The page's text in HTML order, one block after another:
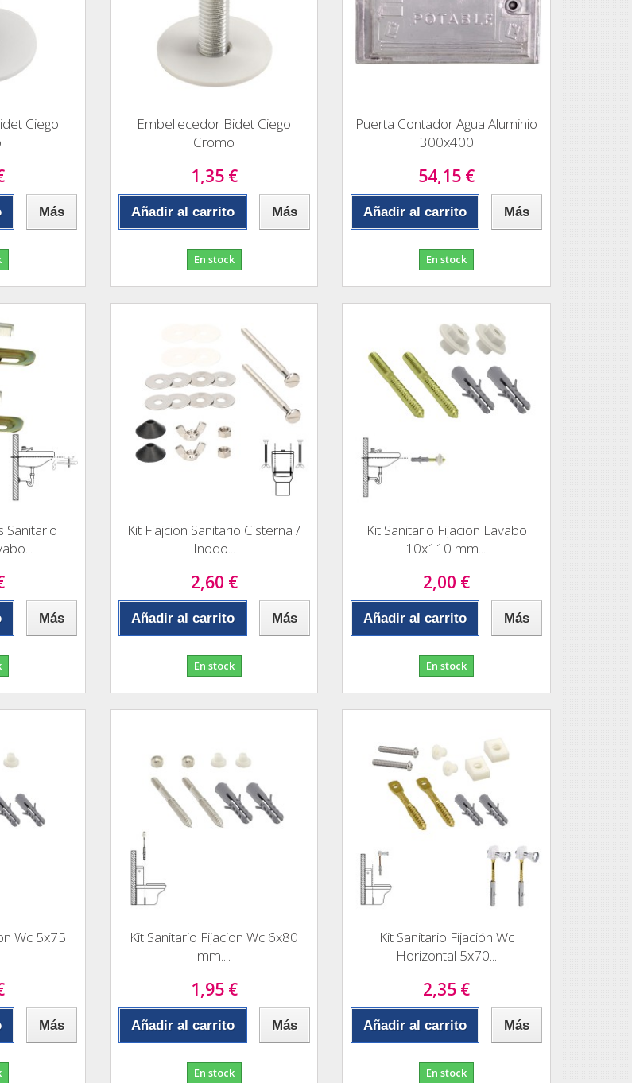
Ciego
Más
Embellecedor Bidet Ciego
Cromo
1,35 €
Añadir al carrito Más
En stock
Puerta Contador Agua Aluminio
300x400
54,15 €
Añadir al carrito Más
En stock
Sanitario
Más
Kit Fiajcion Sanitario Cisterna /
Inodo...
2,60 €
Añadir al carrito Más
En stock
Kit Sanitario Fijacion Lavabo
10x110 mm....
2,00 €
Añadir al carrito Más
En stock
Wc 5x75
Más
Kit Sanitario Fijacion Wc 6x80
mm....
1,95 €
Añadir al carrito Más
En stock
Kit Sanitario Fijación Wc
Horizontal 5x70...
2,35 €
Añadir al carrito Más
En stock